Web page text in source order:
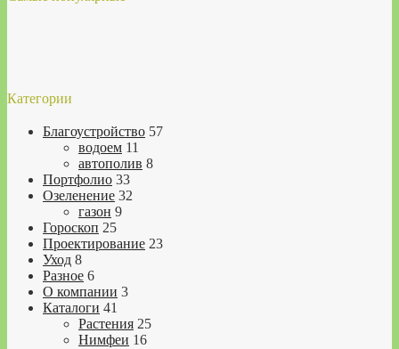
Категории
Благоустройство 57
водоем 11
автополив 8
Портфолио 33
Озеленение 32
газон 9
Гороскоп 25
Проектирование 23
Уход 8
Разное 6
О компании 3
Каталоги 41
Растения 25
Нимфеи 16